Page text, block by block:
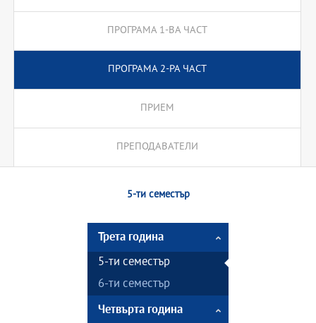
ПРОГРАМА 1-ВА ЧАСТ
ПРОГРАМА 2-РА ЧАСТ
ПРИЕМ
ПРЕПОДАВАТЕЛИ
5-ти семестър
Трета година
5-ти семестър
6-ти семестър
Четвърта година